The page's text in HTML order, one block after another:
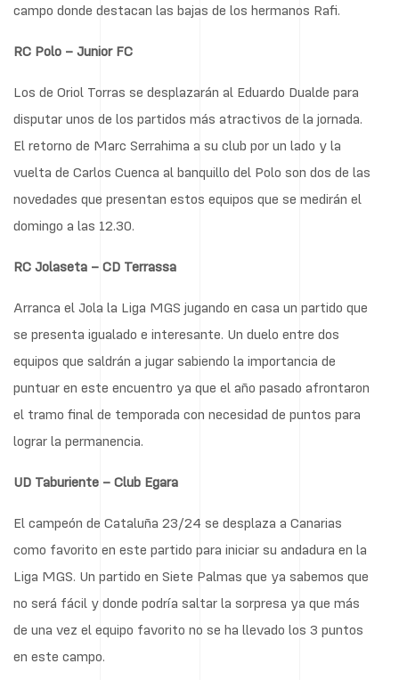
campo donde destacan las bajas de los hermanos Rafi.
RC Polo – Junior FC
Los de Oriol Torras se desplazarán al Eduardo Dualde para
disputar unos de los partidos más atractivos de la jornada.
El retorno de Marc Serrahima a su club por un lado y la
vuelta de Carlos Cuenca al banquillo del Polo son dos de las
novedades que presentan estos equipos que se medirán el
domingo a las 12.30.
RC Jolaseta – CD Terrassa
Arranca el Jola la Liga MGS jugando en casa un partido que
se presenta igualado e interesante. Un duelo entre dos
equipos que saldrán a jugar sabiendo la importancia de
puntuar en este encuentro ya que el año pasado afrontaron
el tramo final de temporada con necesidad de puntos para
lograr la permanencia.
UD Taburiente – Club Egara
El campeón de Cataluña 23/24 se desplaza a Canarias
como favorito en este partido para iniciar su andadura en la
Liga MGS. Un partido en Siete Palmas que ya sabemos que
no será fácil y donde podría saltar la sorpresa ya que más
de una vez el equipo favorito no se ha llevado los 3 puntos
en este campo.